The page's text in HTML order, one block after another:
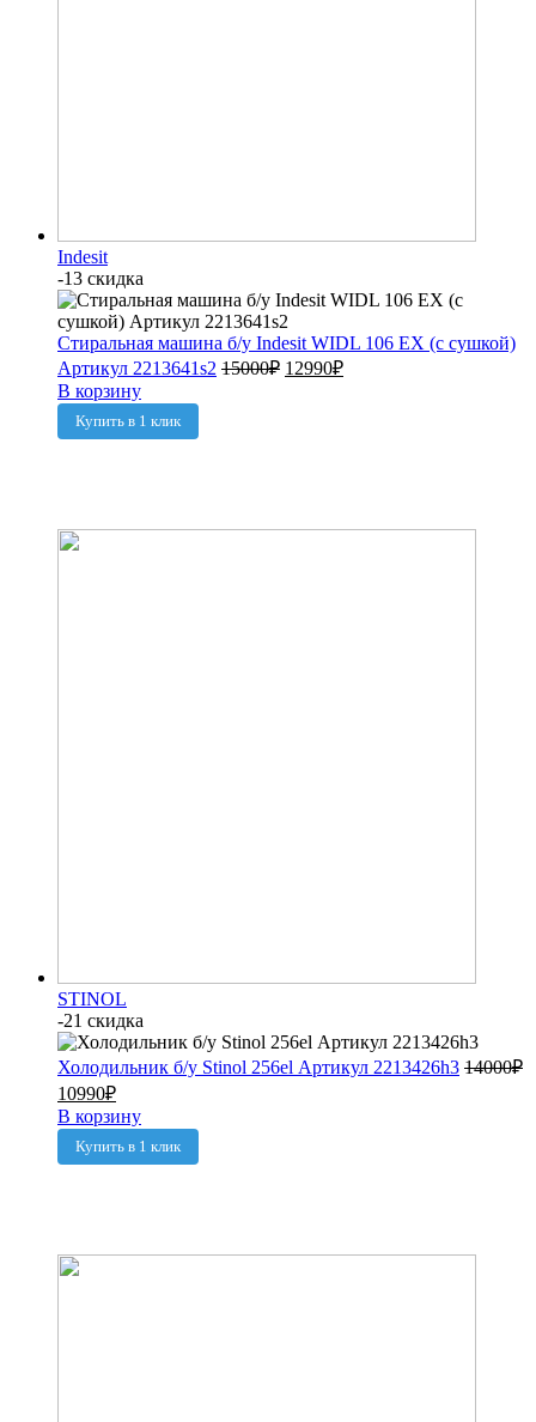
Indesit
-13 скидка
Стиральная машина б/у Indesit WIDL 106 EX (с сушкой)
Артикул 2213641s2 15000₽ 12990₽
В корзину
Купить в 1 клик
STINOL
-21 скидка
Холодильник б/у Stinol 256el Артикул 2213426h3 14000₽
10990₽
В корзину
Купить в 1 клик